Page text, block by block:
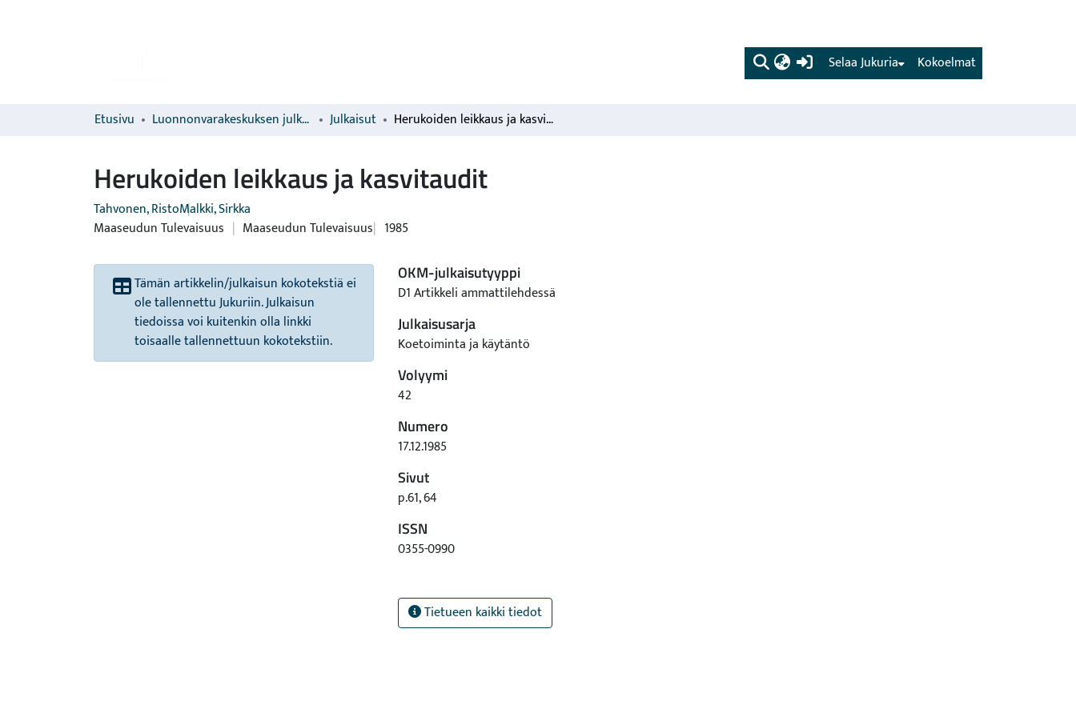
(current) Kokoelmat
Selaa Jukuria
Etusivu Luonnonvarakeskuksen julkaisut Julkaisut Herukoiden leikkaus ja kasvitaudit
Herukoiden leikkaus ja kasvitaudit
Tahvonen, RistoMalkki, Sirkka
Maaseudun Tulevaisuus | Maaseudun Tulevaisuus 1985
Tämän artikkelin/julkaisun kokotekstiä ei
ole tallennettu Jukuriin. Julkaisun
tiedoissa voi kuitenkin olla linkki
toisaalle tallennettuun kokotekstiin.
OKM-julkaisutyyppi
D1 Artikkeli ammattilehdessä
Julkaisusarja
Koetoiminta ja käytäntö
Volyymi
42
Numero
17.12.1985
Sivut
p.61, 64
ISSN
0355-0990
Tietueen kaikki tiedot